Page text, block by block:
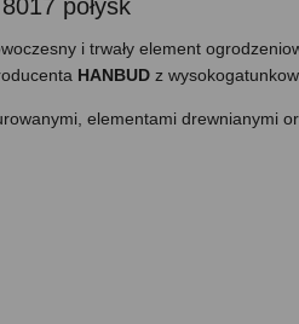
połysk
i trwały element
HANBUD z
elementami drewnianymi